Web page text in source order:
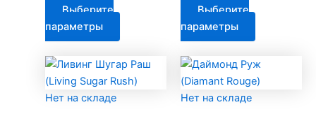
–
1800 ₽
Выберите
параметры
товар
имеет
несколько
–
Выберите
параметры
товар
несколько
Нет на складе
Нет на складе